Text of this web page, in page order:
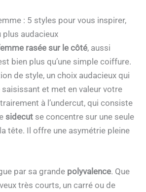
: 5 styles pour vous inspirer,
audacieux
rasée sur le côté, aussi
bien plus qu’une simple coiffure.
de style, un choix audacieux qui
et met en valeur votre
à l’undercut, qui consiste
sidecut se concentre sur une seule
tête. Il offre une asymétrie pleine
par sa grande polyvalence. Que
très courts, un carré ou de